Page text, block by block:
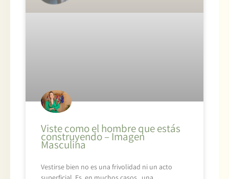
Viste como el hombre que estás
construyendo – Imagen
Masculina
Vestirse bien no es una frivolidad ni un acto